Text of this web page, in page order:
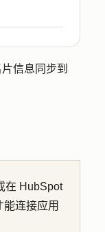
信息同步到
在 HubSpot
能连接应用